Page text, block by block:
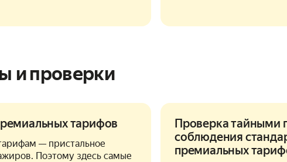
и проверки
тарифов
— пристальное
Поэтому здесь самые
Проверка тайными
соблюдения
премиальных